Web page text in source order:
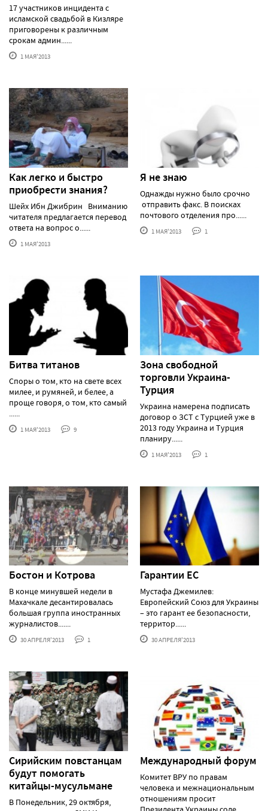
17 участников инцидента с
исламской свадьбой в Кизляре
приговорены к различным
срокам админ......
1 МАЯ'2013
Как легко и быстро
приобрести знания?
Шейх Ибн Джибрин Вниманию
читателя предлагается перевод
ответа на вопрос о......
1 МАЯ'2013
Я не знаю
Однажды нужно было срочно
отправить факс. В поисках
почтового отделения про......
1 МАЯ'2013 1
Битва титанов
Споры о том, кто на свете всех
милее, и румяней, и белее, а
проще говоря, о том, кто самый
......
1 МАЯ'2013 9
Зона свободной
торговли Украина-
Турция
Украина намерена подписать
договор о ЗСТ с Турцией уже в
2013 году Украина и Турция
планиру......
1 МАЯ'2013 1
Бостон и Котрова
В конце минувшей недели в
Махачкале десантировалась
большая группа иностранных
журналистов.......
30 АПРЕЛЯ'2013 1
Гарантии ЕС
Мустафа Джемилев:
Европейский Союз для Украины
– это гарант ее безопасности,
территор......
30 АПРЕЛЯ'2013
Сирийским повстанцам
будут помогать
китайцы-мусульмане
В Понедельник, 29 октября,
Международный форум
Комитет ВРУ по правам
человека и межнациональным
отношениям просит